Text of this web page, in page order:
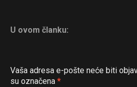
U ovom članku:
Vaša adresa e-pošte neće biti
su označena *